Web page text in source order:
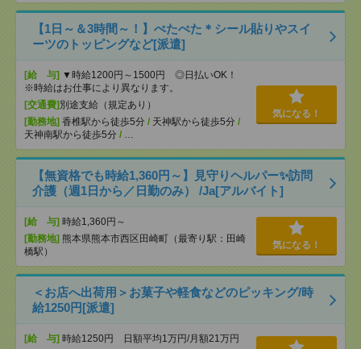
【1日～＆3時間～！】ぺたぺた＊シール貼りやスイ
ーツのトッピングなど[派遣]
[給 与] ▼時給1200円～1500円 ◎日払いOK！
※時給はお仕事により異なります。
[交通費] 別途支給（規定あり）
[勤務地] 香椎駅から徒歩5分 / 天神駅から徒歩5分 /
天神南駅から徒歩5分 / …
気になる！
【無資格でも時給1,360円～】見守りヘルパー✨訪問
介護（週1日から／日勤のみ） /Ja[アルバイト]
[給 与] 時給1,360円～
[勤務地] 熊本県熊本市西区田崎町（最寄り駅：田崎
橋駅）
気になる！
＜お店へ出荷用＞お菓子や軽食などのピッキング/時
給1250円[派遣]
[給 与] 時給1250円 日額平均1万円/月額21万円